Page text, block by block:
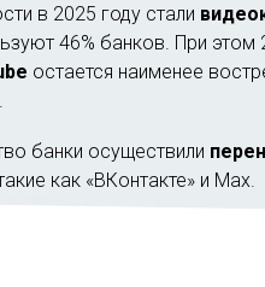
в 2025 году стали
46% банков. При этом
остается наименее
банки осуществили
как «ВКонтакте» и Max.